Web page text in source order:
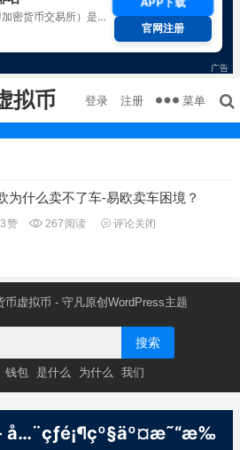
拟币 登录 注册 菜单
为什么卖不了车-易欧卖车困境？
赞 267 阅读 评论关闭
币虚拟币 - 守凡原创 WordPress主题
搜索
钱包 是什么 为什么 我们